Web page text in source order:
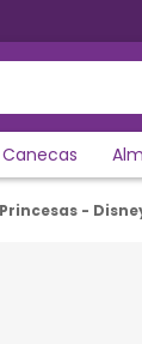
Canecas
-